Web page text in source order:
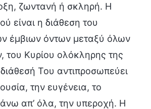
ζωντανή ή σκληρή. Η
είναι η διάθεση του
έμβιων όντων μεταξύ όλων
του Κυρίου ολόκληρης της
Του αντιπροσωπεύει
την ευγένεια, το
απ’ όλα, την υπεροχή. Η